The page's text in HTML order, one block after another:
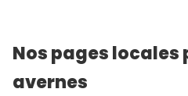
Nos pages locales
avernes